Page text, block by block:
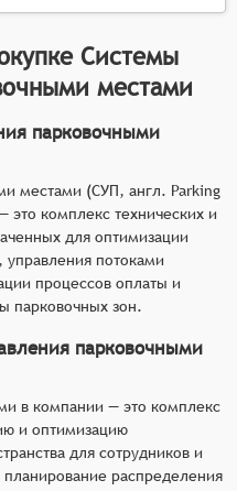
Системы
местами
парковочными
местами (СУП, англ. Parking
это комплекс технических и
для оптимизации
управления потоками
процессов оплаты и
парковочных зон.
парковочными
в компании — это комплекс
и оптимизацию
для сотрудников и
планирование распределения